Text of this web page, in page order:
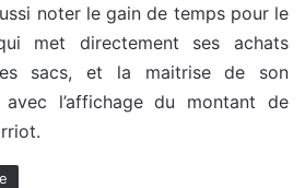
noter le gain de temps pour le
met directement ses achats
sacs, et la maitrise de son
avec l’affichage du montant de